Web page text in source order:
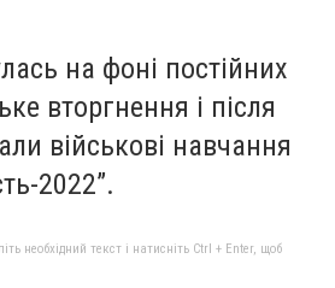
на фоні постійних
вторгнення і після
військові навчання
2022”.
необхідний текст і натисніть Ctrl + Enter, щоб